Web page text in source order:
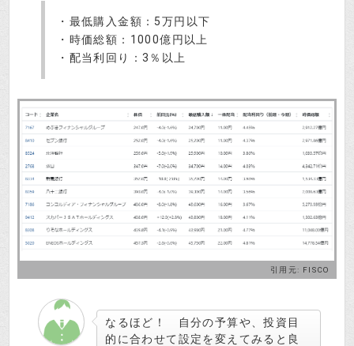
・最低購入金額：5万円以下
・時価総額：1000億円以上
・配当利回り：3％以上
引用元: FISCO
なるほど！ 自分の予算や、投資目
的に合わせて設定を変えてみると良